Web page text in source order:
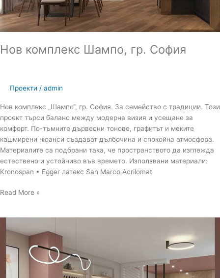
Нов комплекс Шампо, гр. София
Проекти / admin
Нов комплекс „Шампо“, гр. София. За семейство с традиции. Този
проект търси баланс между модерна визия и усещане за
комфорт. По-тъмните дървесни тонове, графитът и меките
кашмирени нюанси създават дълбочина и спокойна атмосфера.
Материалите са подбрани така, че пространството да изглежда
естествено и устойчиво във времето. Използвани материали:
Kronospan • Egger латекс San Marco Acrilomat
Read More »
красота,
който
вдъхновява